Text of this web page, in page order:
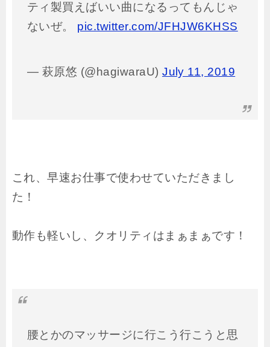
ティ製買えばいい曲になるってもんじゃ
ないぜ。 pic.twitter.com/JFHJW6KHSS
— 萩原悠 (@hagiwaraU)July 11, 2019
これ、早速お仕事で使わせていただきまし
た！
動作も軽いし、クオリティはまぁまぁです！
腰とかのマッサージに行こう行こうと思